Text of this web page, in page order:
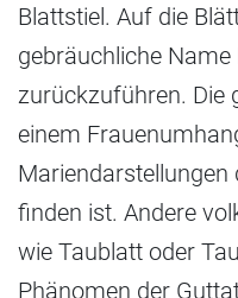
Blattstiel. Auf die
gebräuchliche
zurückzuführen. Die
einem
finden ist. Andere
wie Taublatt oder
Phänomen der